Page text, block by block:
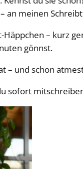
an meinen
– kurz
gönnst.
– und schon
sofort